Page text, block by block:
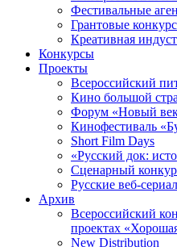
Фестивальные
Грантовые
Креативная
Конкурсы
Проекты
Всероссийский
Кино большой
Форум «Новый
Кинофестиваль
Short Film Days
«Русский док:
Сценарный
Русские веб-
Архив
Всероссийский
проектах
New Distribution